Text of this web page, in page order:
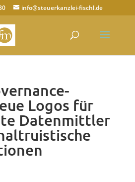
info@steuerkanzlei-fischl.de
Logos für
Datenmittler